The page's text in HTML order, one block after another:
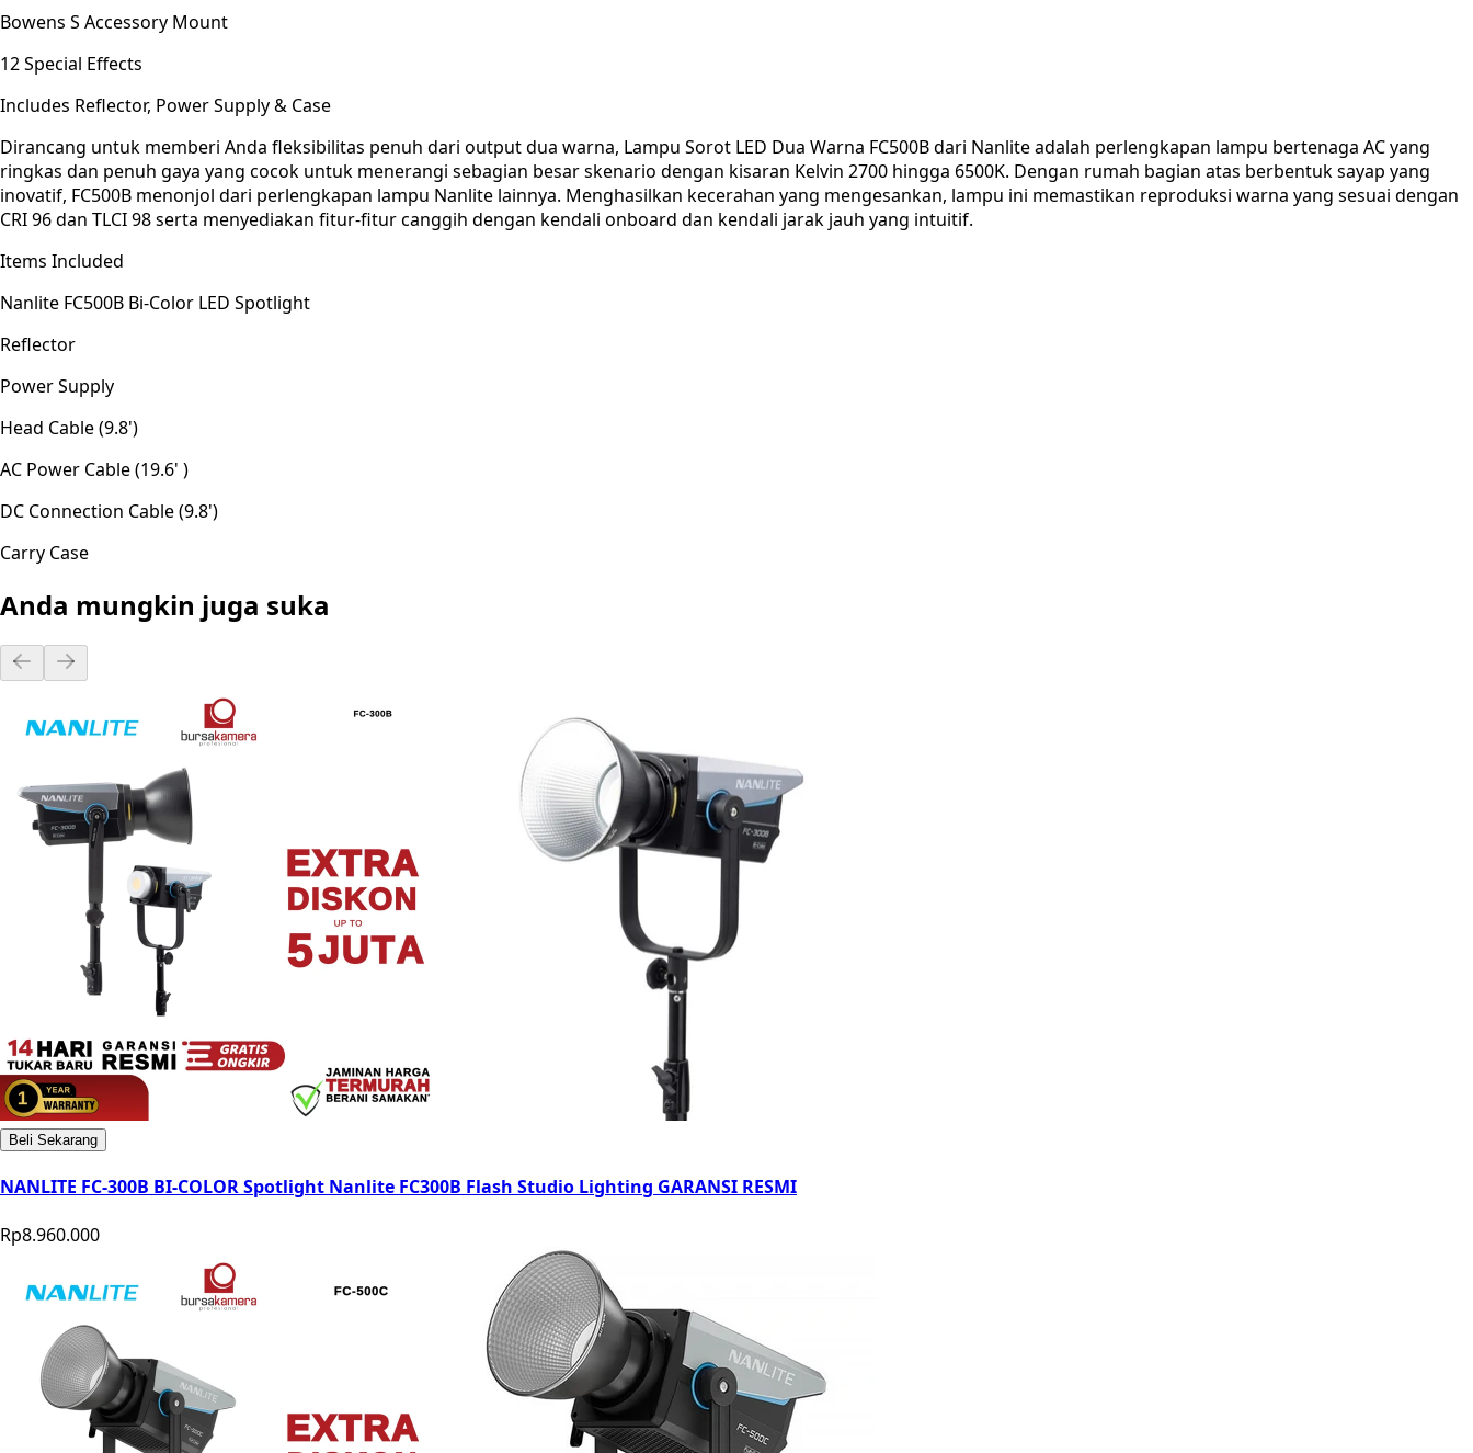
Bowens S Accessory Mount
12 Special Effects
Includes Reflector, Power Supply & Case
Dirancang untuk memberi Anda fleksibilitas penuh dari output dua warna, Lampu Sorot LED Dua Warna FC500B dari Nanlite adalah perlengkapan lampu bertenaga AC yang
ringkas dan penuh gaya yang cocok untuk menerangi sebagian besar skenario dengan kisaran Kelvin 2700 hingga 6500K. Dengan rumah bagian atas berbentuk sayap yang
inovatif, FC500B menonjol dari perlengkapan lampu Nanlite lainnya. Menghasilkan kecerahan yang mengesankan, lampu ini memastikan reproduksi warna yang sesuai dengan
CRI 96 dan TLCI 98 serta menyediakan fitur-fitur canggih dengan kendali onboard dan kendali jarak jauh yang intuitif.
Items Included
Nanlite FC500B Bi-Color LED Spotlight
Reflector
Power Supply
Head Cable (9.8')
AC Power Cable (19.6' )
DC Connection Cable (9.8')
Carry Case
Anda mungkin juga suka
Beli Sekarang
NANLITE FC-300B BI-COLOR Spotlight Nanlite FC300B Flash Studio Lighting GARANSI RESMI
Rp8.960.000